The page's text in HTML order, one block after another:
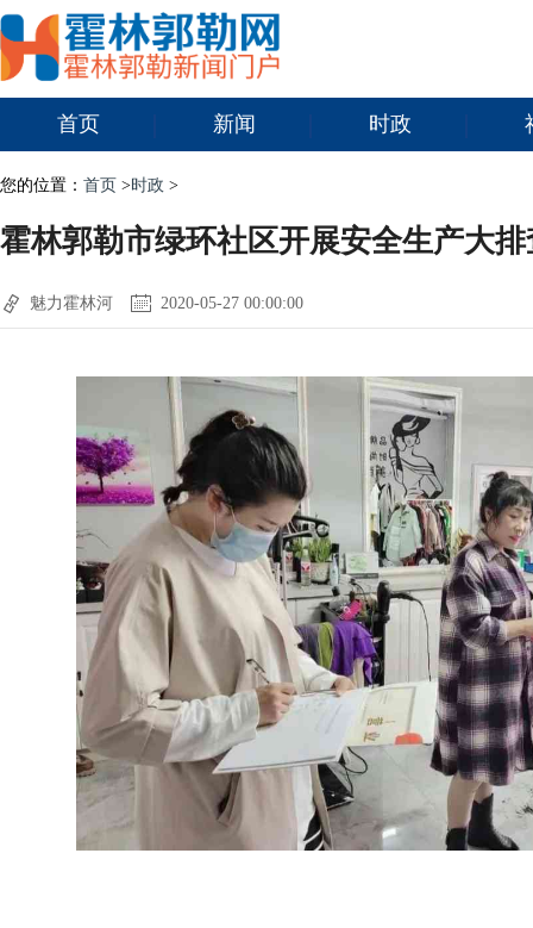
首页 新闻 时政
您的位置： 首页 >时政 >
霍林郭勒市绿环社区开展安全生产大
魅力霍林河 2020-05-27 00:00:00